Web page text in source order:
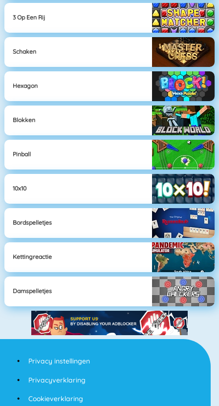
3 Op Een Rij
Schaken
Hexagon
Blokken
Pinball
10x10
Bordspelletjes
Kettingreactie
Damspelletjes
Privacy instellingen
Privacyverklaring
Cookieverklaring